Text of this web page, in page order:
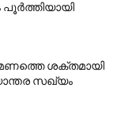
പൂര്‍ത്തിയായി
ശക്തമായി
സഖ്യം